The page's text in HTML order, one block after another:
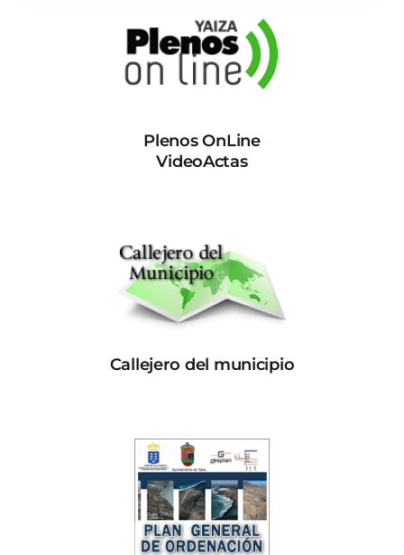
Plenos OnLine
VideoActas
Callejero del municipio